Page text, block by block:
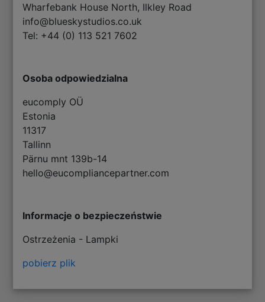
Wharfebank House North, Ilkley Road
info@blueskystudios.co.uk
Tel: +44 (0) 113 521 7602
Osoba odpowiedzialna
eucomply OÜ
Estonia
11317
Tallinn
Pärnu mnt 139b-14
hello@eucompliancepartner.com
Informacje o bezpieczeństwie
Ostrzeżenia - Lampki
pobierz plik